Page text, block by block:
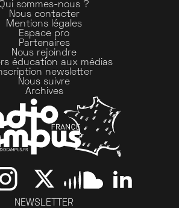
Qui sommes-nous ?
Nous contacter
Mentions légales
Espace pro
Partenaires
Nous rejoindre
éducation aux médias
newsletter
Nous suivre
Archives
NEWSLETTER